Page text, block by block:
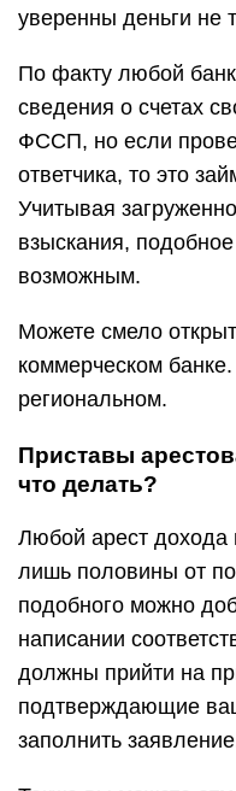
уверенны деньги не
По факту любой
сведения о счетах
ФССП, но если
ответчика, то это
Учитывая
взыскания,
возможным.
Можете смело
коммерческом
региональном.
Приставы
что делать?
Любой арест дохода
лишь половины от
подобного можно
написании
должны прийти на
подтверждающие
заполнить